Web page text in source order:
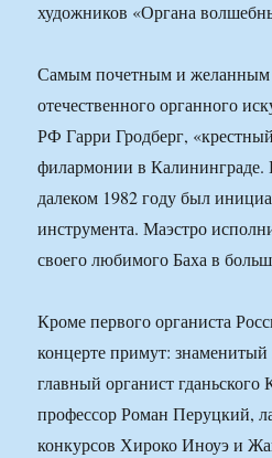
художников «Органа
Самым почетным и желанным
отечественного органного
РФ Гарри Гродберг,
филармонии в Калининграде.
далеком 1982 году был
инструмента. Маэстро
своего любимого Баха в
Кроме первого органиста
концерте примут:
главный органист гданьского
профессор Роман Перуцкий,
конкурсов Хироко Иноуэ и